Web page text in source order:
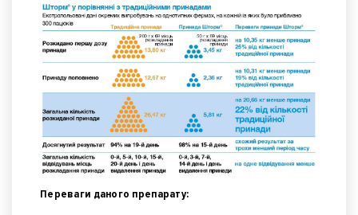
Переваги даного препарату: